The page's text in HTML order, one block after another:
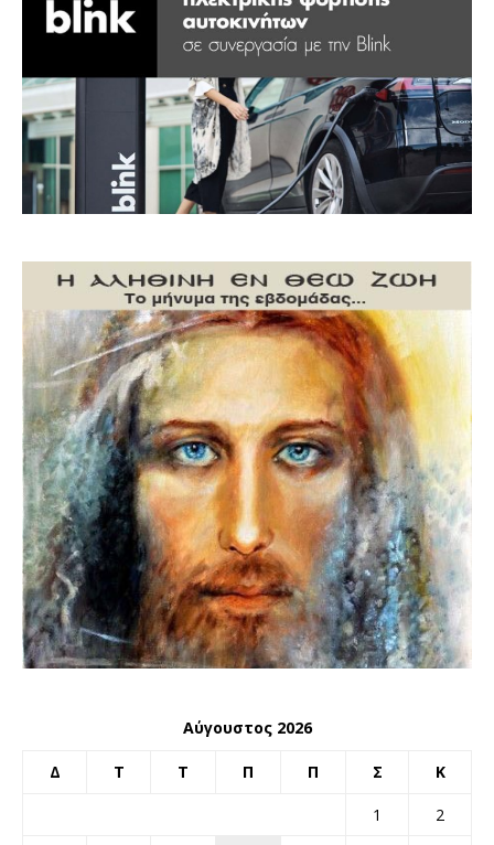
Αύγουστος 2026
Δ Τ Τ Π Π Σ Κ
1
2